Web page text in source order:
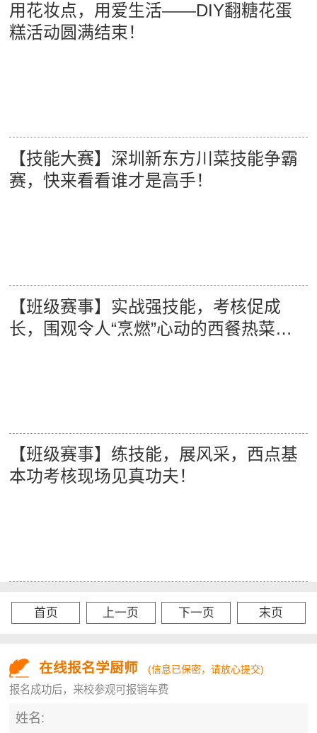
用花妆点，用爱生活——DIY翻糖花蛋
糕活动圆满结束！
【技能大赛】深圳新东方川菜技能争霸
赛，快来看看谁才是高手！
【班级赛事】实战强技能，考核促成
长，围观令人“烹燃”心动的西餐热菜阶
【班级赛事】练技能，展风采，西点基
本功考核现场见真功夫！
首页 上一页 下一页 末页
在线报名学厨师 (信息已保密，请放心提交)
报名成功后，来校参观可报销车费
姓名: